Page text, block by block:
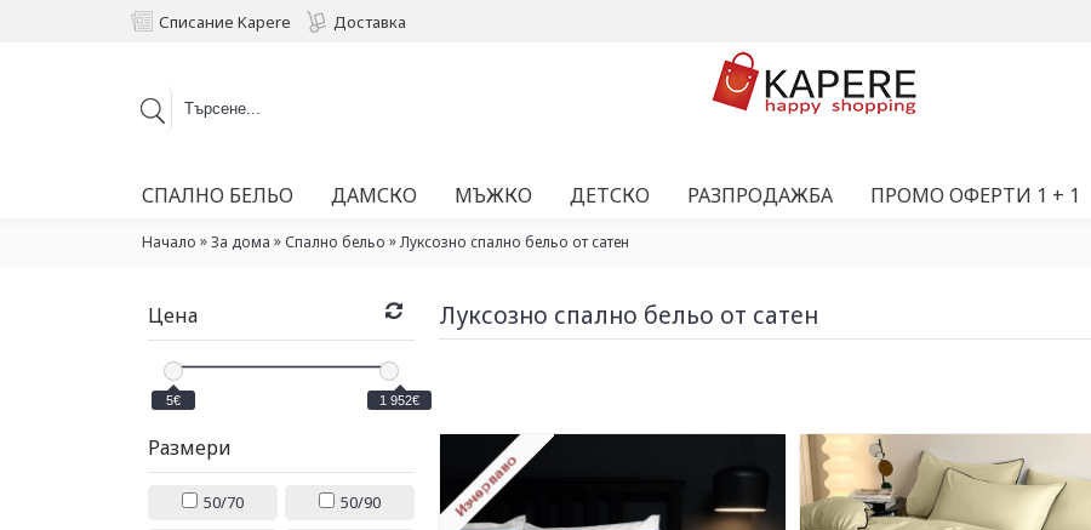
Списание Kapere Доставка
СПАЛНО БЕЛЬО ДАМСКО МЪЖКО ДЕТСКО РАЗПРОДАЖБА ПРОМО ОФЕРТИ 1 + 1
Начало »За дома »Спално бельо »Луксозно спално бельо от сатен
Цена
5€ 1 952€
Размери
50/70
50/90
Луксозно спално бельо от сатен